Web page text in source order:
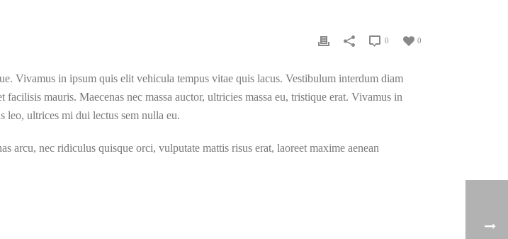
0
0
Vivamus in ipsum quis elit vehicula tempus vitae quis lacus. Vestibulum interdum diam
mauris. Maecenas nec massa auctor, ultricies massa eu, tristique erat. Vivamus in
leo, ultrices mi dui lectus sem nulla eu.
arcu, nec ridiculus quisque orci, vulputate mattis risus erat, laoreet maxime aenean